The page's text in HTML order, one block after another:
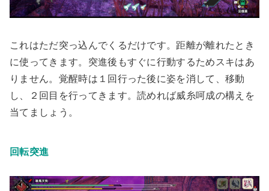
これはただ突っ込んでくるだけです。距離が離れたとき
に使ってきます。突進後もすぐに行動するためスキはあ
りません。 覚醒時は１回行った後に姿を消して、移動
し、２回目を行ってきます。読めれば威糸呵成の構えを
当てましょう。
回転突進